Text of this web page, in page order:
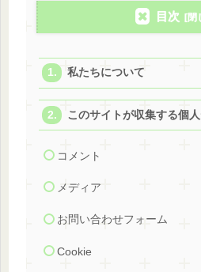
目次
私たちについて
このサイトが収集する個
コメント
メディア
お問い合わせフォーム
Cookie